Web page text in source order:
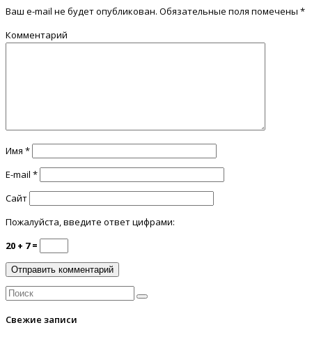
Ваш e-mail не будет опубликован. Обязательные поля помечены *
Комментарий
Имя *
E-mail *
Сайт
Пожалуйста, введите ответ цифрами:
20 + 7 =
Свежие записи